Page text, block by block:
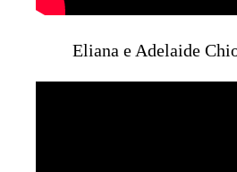
Eliana e Adelaide